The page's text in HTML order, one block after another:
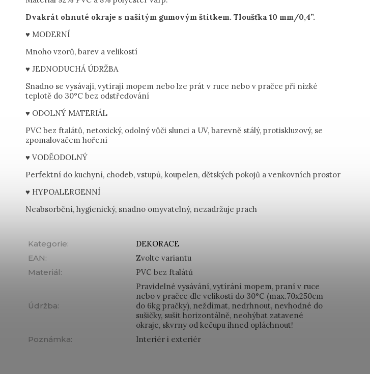
Dvakrát ohnuté okraje s našitým gumovým štítkem. Tloušťka 10 mm/0,4”.
♥ MODERNÍ
Mnoho vzorů, barev a velikostí
♥ JEDNODUCHÁ ÚDRŽBA
Snadno se vysávají, vytírají mopem nebo lze prát v ruce nebo v pračce při nízké
teplotě do 30°C bez odstřeďování
♥ ODOLNÝ MATERIÁL
PVC bez ftalátů, netoxický, odolný vůči slunci a UV, barevně stálý, protiskluzový, se
zpomalovačem hoření
♥ VODĚODOLNÝ
Perfektní do kuchyní, chodeb, vstupů, koupelen, dětských pokojů a venkovních prostor
♥ HYPOALERGENNÍ
Neabsorbční, hygienický, snadno omyvatelný, nezadržuje prach
Kategorie:
DEKORACE
EAN:
Zvolte variantu
Materiál: PVC bez ftalátů
Údržba:
Pravidelné vysávání, vytírání mopem, praní v ruce
nebo v pračce dle velikosti do 30°C (max.70x250cm
do 6kg pračky), neždímat, nedrhnout, nevhodné do
sušičky, sušit horizontálně, neohýbat zatavené
okraje, skvrny od kečupu ihned opláchnout!
Poznámka: Interiér i exteriér